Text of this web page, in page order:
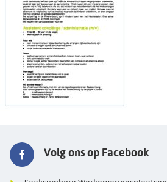
Volg ons op Facebook